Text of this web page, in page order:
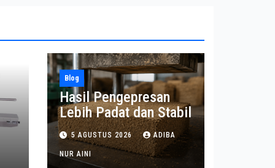
Blog
Hasil Pengepresan
Lebih Padat dan Stabil
5 AGUSTUS 2026 ADIBA
NUR AINI